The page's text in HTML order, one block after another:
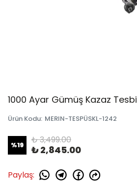
1000 Ayar Gümüş Kazaz
Ürün Kodu: MERIN-TESPÜSKL-1242
%19 ₺ 3,499.00
₺ 2,845.00
Paylaş: